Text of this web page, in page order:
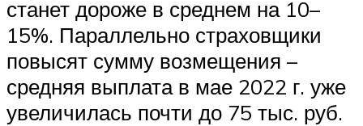
станет дороже в среднем на 10–
15%. Параллельно страховщики
повысят сумму возмещения –
средняя выплата в мае 2022 г. уже
увеличилась почти до 75 тыс. руб.